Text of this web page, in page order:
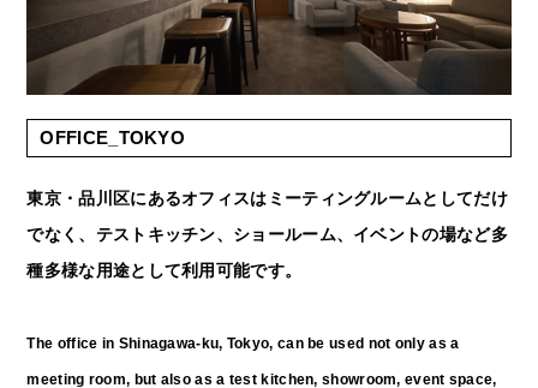
OFFICE_TOKYO
東京・品川区にあるオフィスはミーティングルームとしてだけ
でなく、テストキッチン、ショールーム、イベントの場など多
種多様な用途として利用可能です。
The office in Shinagawa-ku, Tokyo, can be used not only as a
meeting room, but also as a test kitchen, showroom, event space,